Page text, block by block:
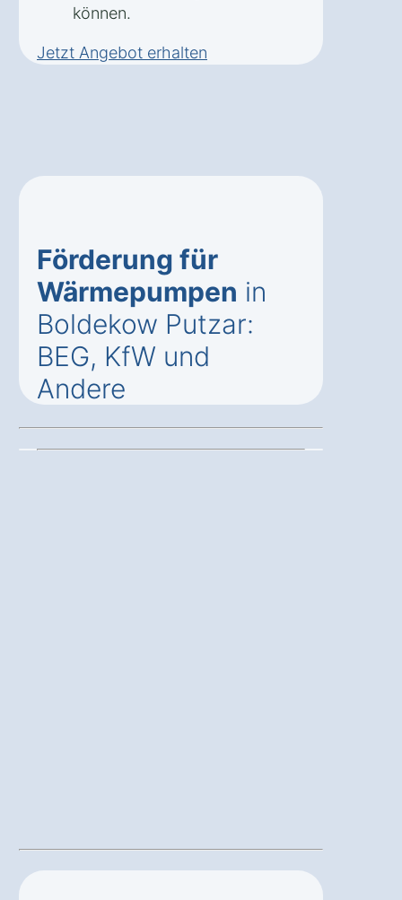
können.
Jetzt Angebot erhalten
Förderung für
Wärmepumpen in
Boldekow Putzar:
BEG, KfW und
Andere